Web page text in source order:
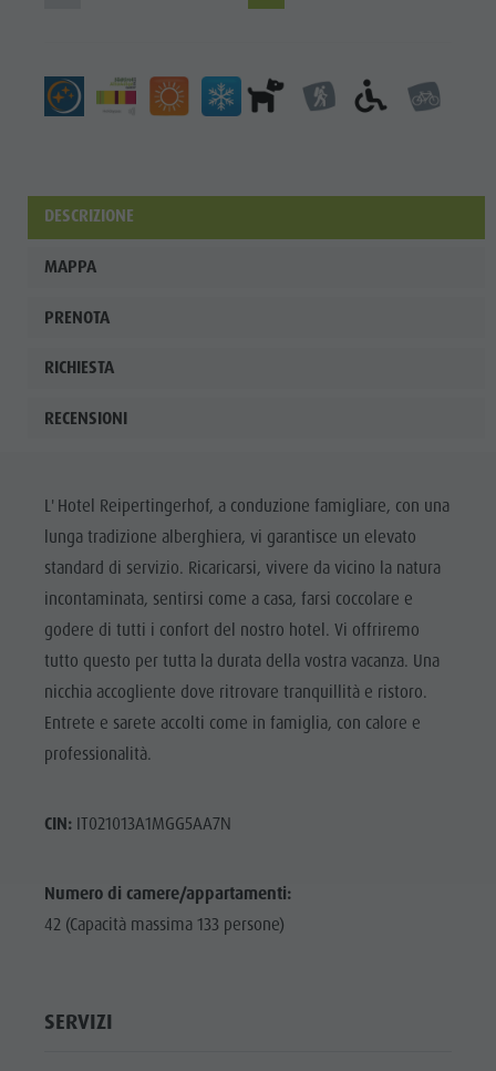
DESCRIZIONE
MAPPA
PRENOTA
RICHIESTA
RECENSIONI
L' Hotel Reipertingerhof, a conduzione famigliare, con una
lunga tradizione alberghiera, vi garantisce un elevato
standard di servizio. Ricaricarsi, vivere da vicino la natura
incontaminata, sentirsi come a casa, farsi coccolare e
godere di tutti i confort del nostro hotel. Vi offriremo
tutto questo per tutta la durata della vostra vacanza. Una
nicchia accogliente dove ritrovare tranquillità e ristoro.
Entrete e sarete accolti come in famiglia, con calore e
professionalità.
CIN:IT021013A1MGG5AA7N
Numero di camere/appartamenti:
42 (Capacità massima 133 persone)
SERVIZI